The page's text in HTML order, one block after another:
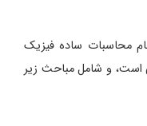
محاسبات ساده فیزیک
است، و شامل مباحث زیر